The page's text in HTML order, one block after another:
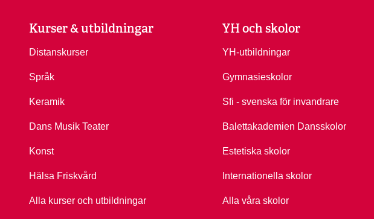
Kurser & utbildningar
Distanskurser
Språk
Keramik
Dans Musik Teater
Konst
Hälsa Friskvård
Alla kurser och utbildningar
YH och skolor
YH-utbildningar
Gymnasieskolor
Sfi - svenska för invandrare
Balettakademien Dansskolor
Estetiska skolor
Internationella skolor
Alla våra skolor